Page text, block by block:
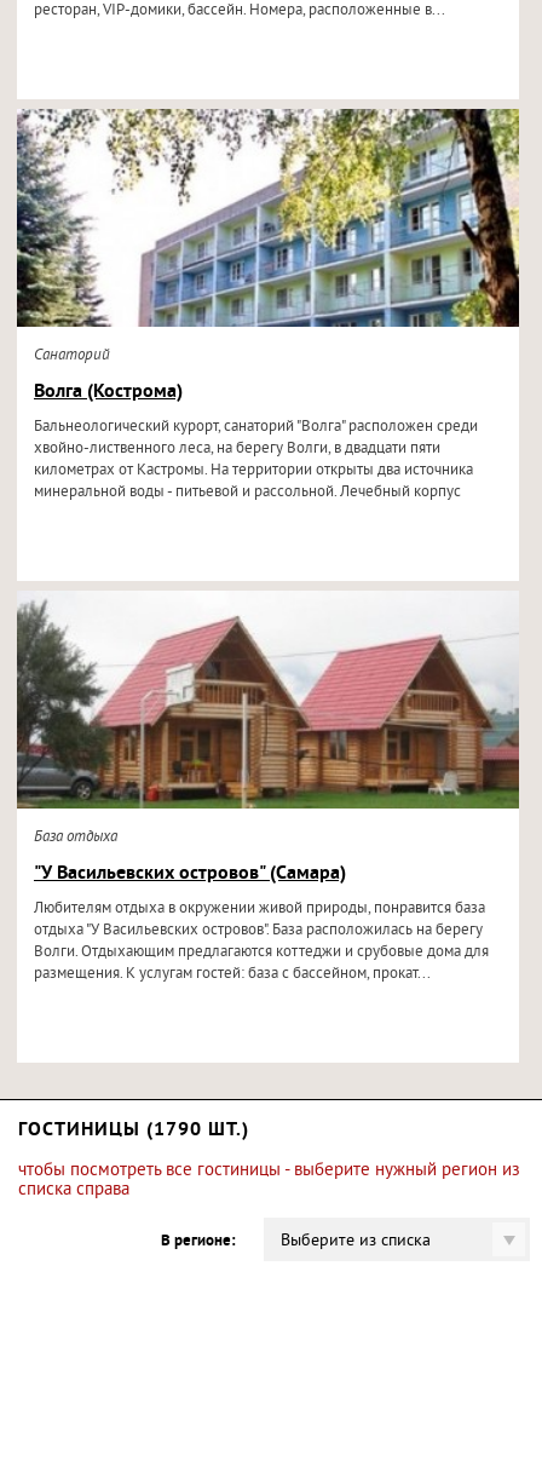
ресторан, VIP-домики, бассейн. Номера, расположенные в...
Санаторий
Волга (Кострома)
Бальнеологический курорт, санаторий "Волга" расположен среди
хвойно-лиственного леса, на берегу Волги, в двадцати пяти
километрах от Кастромы. На территории открыты два источника
минеральной воды - питьевой и рассольной. Лечебный корпус
База отдыха
"У Васильевских островов" (Самара)
Любителям отдыха в окружении живой природы, понравится база
отдыха "У Васильевских островов". База расположилась на берегу
Волги. Отдыхающим предлагаются коттеджи и срубовые дома для
размещения. К услугам гостей: база с бассейном, прокат...
ГОСТИНИЦЫ (1790 ШТ.)
чтобы посмотреть все гостиницы - выберите нужный регион из
списка справа
В регионе: Выберите из списка